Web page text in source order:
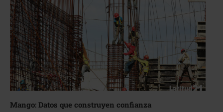
Mango: Datos que construyen confianza